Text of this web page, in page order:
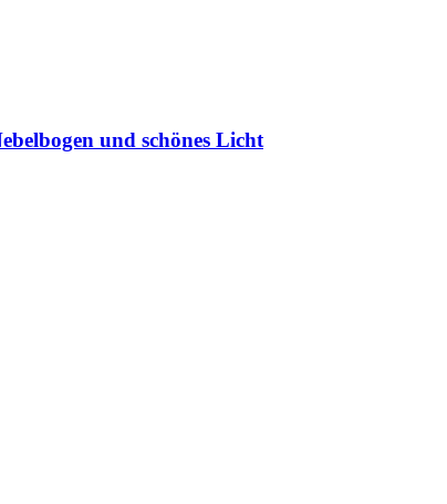
und schönes Licht